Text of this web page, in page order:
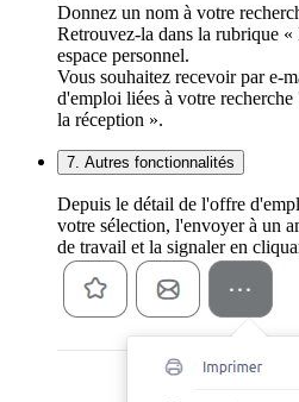
Donnez un nom à votre
Retrouvez-la dans la rubrique
espace personnel.
Vous souhaitez recevoir par e-
d'emploi liées à votre
la réception ».
7. Autres fonctionnalités
Depuis le détail de l'offre
votre sélection, l'envoyer à un
de travail et la signaler en